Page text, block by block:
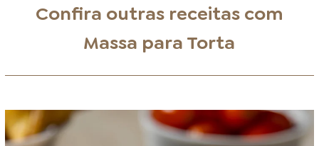
Confira outras receitas com
Massa para Torta